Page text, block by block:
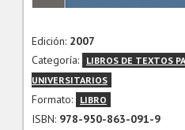
Edición: 2007
Categoría:
LIBROS DE TEXTOS
UNIVERSITARIOS
Formato: LIBRO
ISBN: 978-950-863-091-9